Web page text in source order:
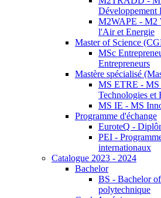
Développement
M2WAPE - M2
l'Air et Energie
Master of Science
MSc
Entrepreneurs
Mastère spécialisé
MS ETRE - MS
Technologies et
MS IE - MS
Programme d'échange
EuroteQ -
PEI -
internationaux
Catalogue 2023 - 2024
Bachelor
BS - Bachelor
polytechnique